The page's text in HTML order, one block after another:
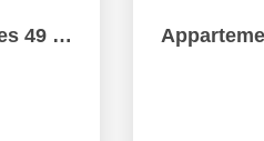
Appartement 2 pièces 49 m² en dernier étage terrasse et box...